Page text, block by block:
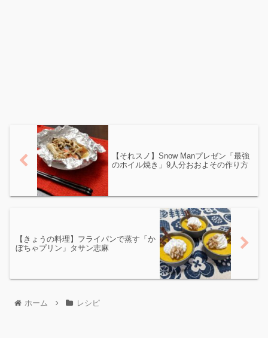
【それスノ】Snow Manプレゼン「最強
のホイル焼き」9人分おおよその作り方
【きょうの料理】フライパンで蒸す「か
ぼちゃプリン」タサン志麻
ホーム レシピ